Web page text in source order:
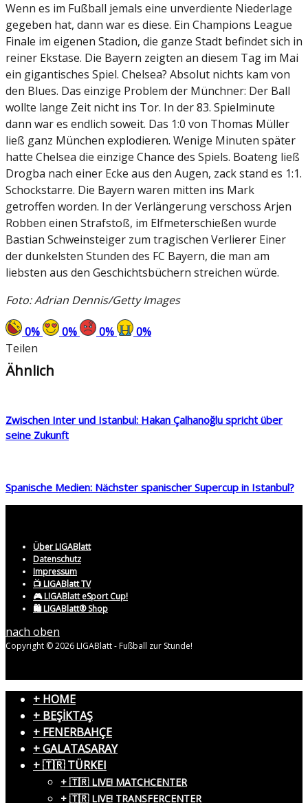
Wenn es im Fußball jemals eine unverdiente Niederlage
gegeben hat, dann war es diese. Ein Champions League
Finale im eigenen Stadion, die ganze Stadt befindet sich in
reiner Ekstase. Die Bayern zeigten an diesem Tag im Mai
ein gigantisches Spiel. Chelsea? Absolut nichts kam von
den Blues. Das einzige Problem der Münchner: Der Ball
wollte lange Zeit nicht ins Tor. In der 83. Spielminute
dann war es endlich soweit. Das 1:0 von Thomas Müller
ließ ganz München explodieren. Wenige Minuten später
hatte Chelsea die einzige Chance des Spiels. Boateng ließ
Drogba nach einer Ecke aus den Augen, zack stand es 1:1.
Schockstarre. Die Bayern waren mitten ins Mark
getroffen worden. In der Verlängerung verschoss Arjen
Robben einen Strafstoß, im Elfmeterschießen wurde
Bastian Schweinsteiger zum tragischen Verlierer Einer
der dunkelsten Stunden des FC Bayern, die man am
liebsten aus den Geschichtsbüchern streichen würde.
Foto: Adrian Dennis/Getty Images
0% 0% 0% 0%
Teilen
Ähnlich
Zwischen Inter und Istanbul: Hakan Çalhanoğlu spricht über
seine Zukunft
Spanische Medien: Nächster spanischer Supercup in Istanbul?
Über LIGABlatt
Datenschutz
Impressum
📺 LIGABlatt TV
🎮 LIGABlatt eSport Cup!
🛍️ LIGABlatt® Shop
nach oben
Copyright © 2026 LIGABlatt - Fußball zur Stunde!
+ HOME
+ BEŞİKTAŞ
+ FENERBAHÇE
+ GALATASARAY
+ 🇹🇷 TÜRKEI
+ 🇹🇷 LIVE! MATCHCENTER
+ 🇹🇷 LIVE! TRANSFERCENTER